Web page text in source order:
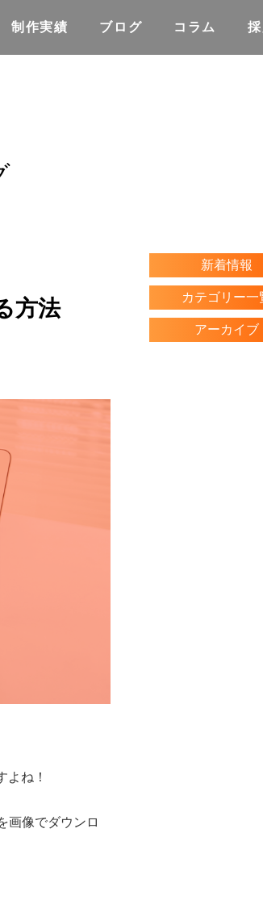
制作実績 ブログ コラム
方法
ね！
画像でダウンロ
新着情報
カテゴリー一
アーカイブ